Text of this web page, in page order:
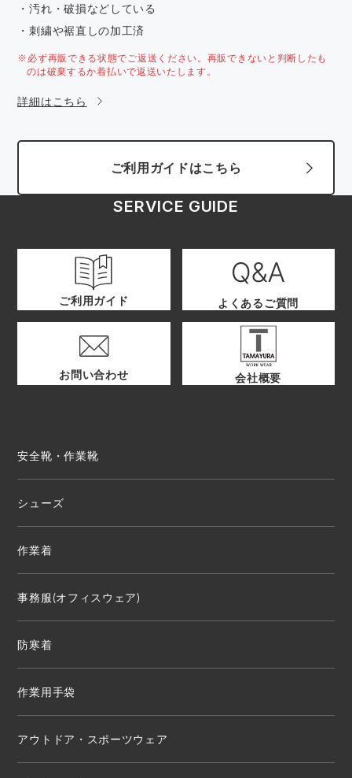
・汚れ・破損などしている
・刺繍や裾直しの加工済
※必ず再販できる状態でご返送ください。再販できないと判断したも
のは破棄するか着払いで返送いたします。
詳細はこちら
ご利用ガイドはこちら
SERVICE GUIDE
ご利用ガイド よくあるご質問
お問い合わせ 会社概要
安全靴・作業靴
シューズ
作業着
事務服(オフィスウェア)
防寒着
作業用手袋
アウトドア・スポーツウェア